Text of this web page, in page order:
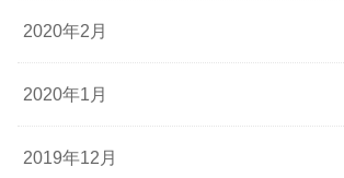
2020年2月
2020年1月
2019年12月